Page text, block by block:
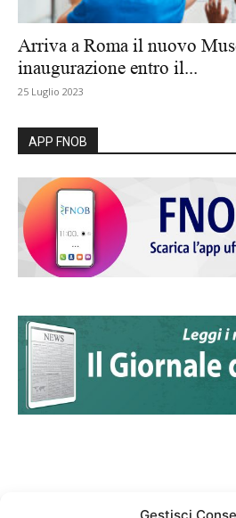
Arriva a Roma il nuovo
inaugurazione entro il...
25 Luglio 2023
APP FNOB